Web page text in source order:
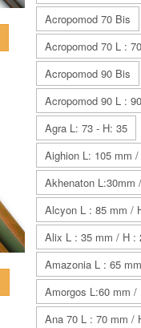
Acropomod 70 Bis
Acropomod 70 L :
Acropomod 90 Bis
Acropomod 90 L :
Agra L: 73 - H: 35
Aighion L: 105 mm
Akhenaton L:30mm
Alcyon L : 85 mm /
Alix L : 35 mm / H :
Amazonia L : 65
Amorgos L:60 mm /
Ana 70 L : 70 mm /